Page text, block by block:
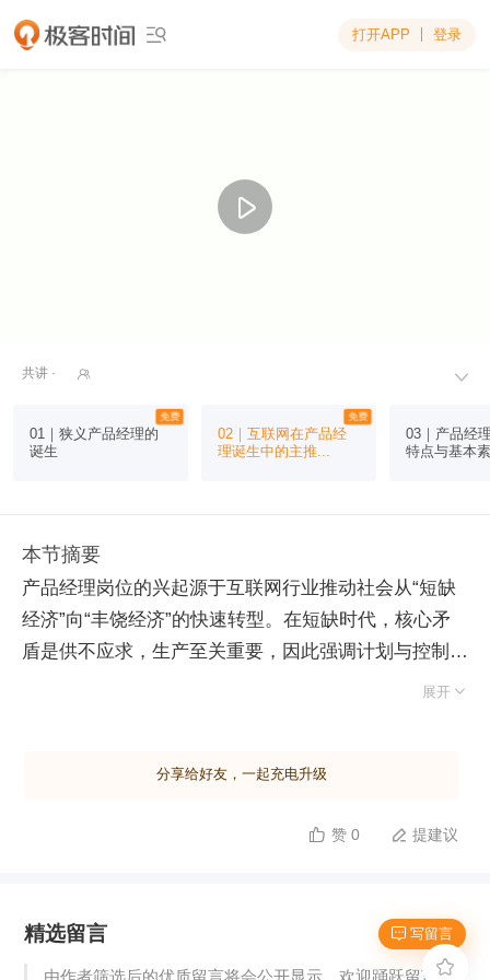
 打开APP 登录

共讲 · 
免费
01｜狭义产品经理的
诞生
免费
02｜互联网在产品经
理诞生中的主推...
03｜产品经
特点与基本
本节摘要
产品经理岗位的兴起源于互联网行业推动社会从“短缺
经济”向“丰饶经济”的快速转型。在短缺时代，核心矛
盾是供不应求，生产至关重要，因此强调计划与控制
的“项目经理”凭借执行力成为关键角色，追求多快好省
产品极易复制时，单纯“做出来”已无竞争优势，核心竞
重执行向重创新转型。展望未来，参考硅谷发展趋势，
初级产品经理职能将逐渐消亡，其基础能力如需求分
展开 
分享给好友，一起充电升级
 赞 0  提建议
 写留言
精选留言
由作者筛选后的优质留言将会公开显示，欢迎踊跃留言。
